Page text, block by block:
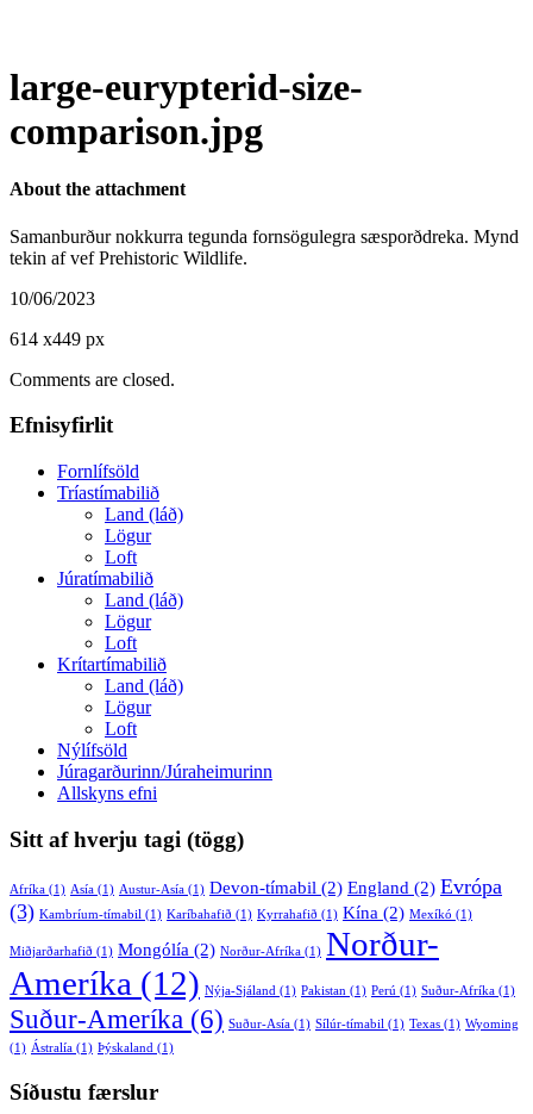
large-eurypterid-size-
comparison.jpg
About the attachment
Samanburður nokkurra tegunda fornsögulegra sæsporðdreka. Mynd
tekin af vef Prehistoric Wildlife.
10/06/2023
614 x449 px
Comments are closed.
Efnisyfirlit
Fornlífsöld
Tríastímabilið
Land (láð)
Lögur
Loft
Júratímabilið
Land (láð)
Lögur
Loft
Krítartímabilið
Land (láð)
Lögur
Loft
Nýlífsöld
Júragarðurinn/Júraheimurinn
Allskyns efni
Sitt af hverju tagi (tögg)
Afríka (1) Asía (1) Austur-Asía (1) Devon-tímabil (2) England (2) Evrópa
(3) Kambríum-tímabil (1) Karíbahafið (1) Kyrrahafið (1) Kína (2) Mexíkó (1)
Miðjarðarhafið (1) Mongólía (2) Norður-Afríka (1) Norður-
Ameríka (12) Nýja-Sjáland (1) Pakistan (1) Perú (1) Suður-Afríka (1)
Suður-Ameríka (6) Suður-Asía (1) Sílúr-tímabil (1) Texas (1) Wyoming
(1) Ástralía (1) Þýskaland (1)
Síðustu færslur